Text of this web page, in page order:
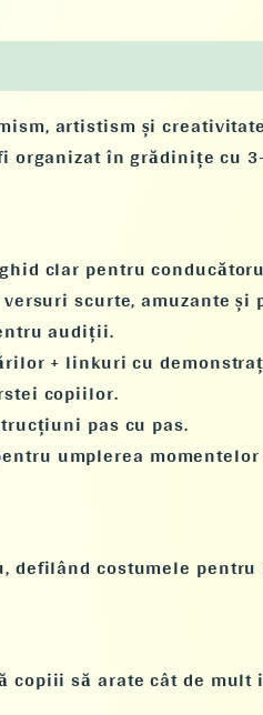
artistism și
organizat în grădinițe cu
clar pentru
scurte, amuzante și
audiții.
+ linkuri cu
copiilor.
pas cu pas.
umplerea
, defilând costumele pentru
copiii să arate cât de